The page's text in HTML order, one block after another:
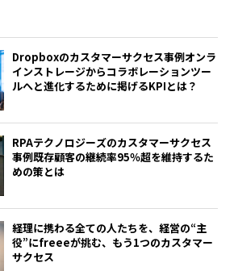
Dropboxのカスタマーサクセス事例――オンラ
インストレージからコラボレーションツー
ルへと進化するために掲げるKPIとは？
RPAテクノロジーズのカスタマーサクセス
事例――既存顧客の継続率95％超を維持するた
めの策とは
経理に携わる全ての人たちを、経営の“主
役”に――freeeが挑む、もう1つのカスタマー
サクセス